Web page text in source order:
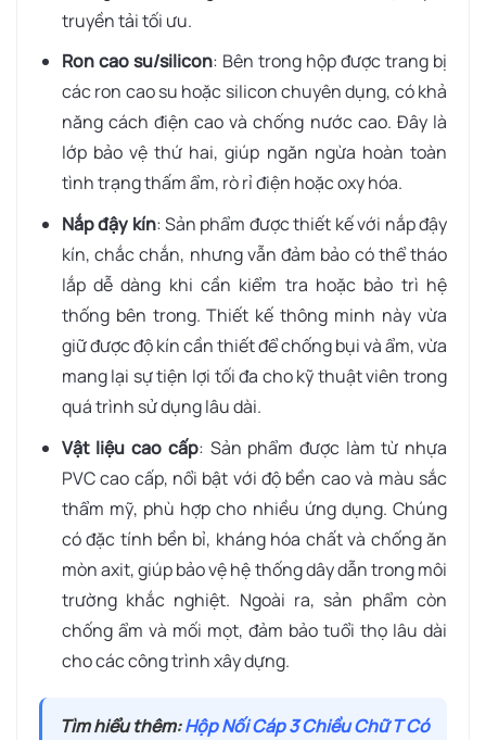
truyền tải tối ưu.
Ron cao su/silicon: Bên trong hộp được trang bị
các ron cao su hoặc silicon chuyên dụng, có khả
năng cách điện cao và chống nước cao. Đây là
lớp bảo vệ thứ hai, giúp ngăn ngừa hoàn toàn
tình trạng thấm ẩm, rò rỉ điện hoặc oxy hóa.
Nắp đậy kín: Sản phẩm được thiết kế với nắp đậy
kín, chắc chắn, nhưng vẫn đảm bảo có thể tháo
lắp dễ dàng khi cần kiểm tra hoặc bảo trì hệ
thống bên trong. Thiết kế thông minh này vừa
giữ được độ kín cần thiết để chống bụi và ẩm, vừa
mang lại sự tiện lợi tối đa cho kỹ thuật viên trong
quá trình sử dụng lâu dài.
Vật liệu cao cấp: Sản phẩm được làm từ nhựa
PVC cao cấp, nổi bật với độ bền cao và màu sắc
thẩm mỹ, phù hợp cho nhiều ứng dụng. Chúng
có đặc tính bền bỉ, kháng hóa chất và chống ăn
mòn axit, giúp bảo vệ hệ thống dây dẫn trong môi
trường khắc nghiệt. Ngoài ra, sản phẩm còn
chống ẩm và mối mọt, đảm bảo tuổi thọ lâu dài
cho các công trình xây dựng.
Tìm hiểu thêm:Hộp Nối Cáp 3 Chiều Chữ T Có